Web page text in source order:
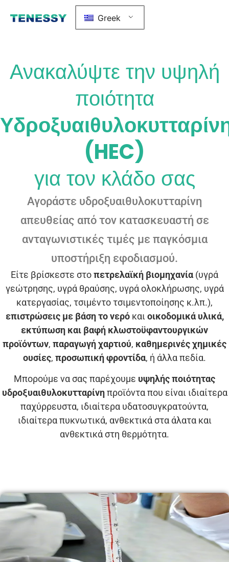
Greek
Ανακαλύψτε την υψηλή
ποιότητα
(HEC)
για τον κλάδο σας
Αγοράστε υδροξυαιθυλοκυτταρίνη
απευθείας από τον κατασκευαστή σε
ανταγωνιστικές τιμές με παγκόσμια
υποστήριξη εφοδιασμού.
Είτε βρίσκεστε στοπετρελαϊκή βιομηχανία (υγρά
γεώτρησης, υγρά θραύσης, υγρά ολοκλήρωσης, υγρά
κατεργασίας, τσιμέντο τσιμεντοποίησης κ.λπ.),
επιστρώσεις με βάση το νερόκαι οικοδομικά υλικά,
εκτύπωση και βαφή κλωστοϋφαντουργικών
προϊόντων, παραγωγή χαρτιού, καθημερινές χημικές
ουσίες, προσωπική φροντίδα, ή άλλα πεδία.
Μπορούμε να σας παρέχουμε υψηλής ποιότητας
υδροξυαιθυλοκυτταρίνηπροϊόντα που είναι ιδιαίτερα
παχύρρευστα, ιδιαίτερα υδατοσυγκρατούντα,
ιδιαίτερα πυκνωτικά, ανθεκτικά στα άλατα και
ανθεκτικά στη θερμότητα.